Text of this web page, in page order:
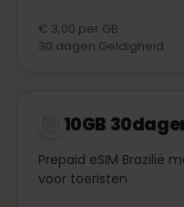
€ 3,00 per GB
30 dagen Geldigheid
10GB
Prepaid eSIM Brazilië
voor toeristen